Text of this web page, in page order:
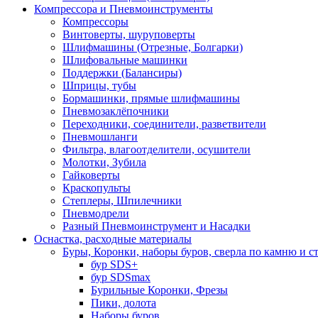
Компрессора и Пневмоинструменты
Компрессоры
Винтоверты, шуруповерты
Шлифмашины (Отрезные, Болгарки)
Шлифовальные машинки
Поддержки (Балансиры)
Шприцы, тубы
Бормашинки, прямые шлифмашины
Пневмозаклёпочники
Переходники, соединители, разветвители
Пневмошланги
Фильтра, влагоотделители, осушители
Молотки, Зубила
Гайковерты
Краскопульты
Степлеры, Шпилечники
Пневмодрели
Разный Пневмоинструмент и Насадки
Оснастка, расходные материалы
Буры, Коронки, наборы буров, сверла по камню и
бур SDS+
бур SDSmax
Бурильные Коронки, Фрезы
Пики, долота
Наборы буров